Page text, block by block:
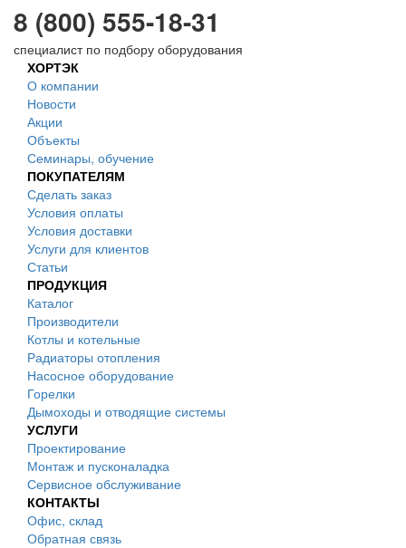
8 (800) 555-18-31
специалист по подбору оборудования
ХОРТЭК
О компании
Новости
Акции
Объекты
Семинары, обучение
ПОКУПАТЕЛЯМ
Сделать заказ
Условия оплаты
Условия доставки
Услуги для клиентов
Статьи
ПРОДУКЦИЯ
Каталог
Производители
Котлы и котельные
Радиаторы отопления
Насосное оборудование
Горелки
Дымоходы и отводящие системы
УСЛУГИ
Проектирование
Монтаж и пусконаладка
Сервисное обслуживание
КОНТАКТЫ
Офис, склад
Обратная связь